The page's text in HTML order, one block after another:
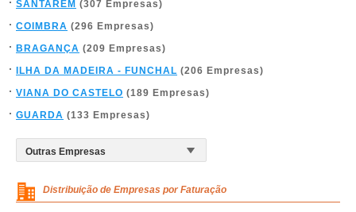
SANTARÉM (307 Empresas)
COIMBRA (296 Empresas)
BRAGANÇA (209 Empresas)
ILHA DA MADEIRA - FUNCHAL (206 Empresas)
VIANA DO CASTELO (189 Empresas)
GUARDA (133 Empresas)
Distribuição de Empresas por Faturação